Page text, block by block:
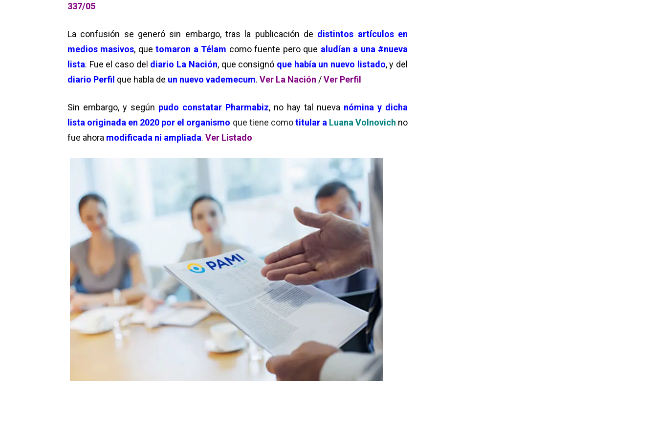
337/05
La confusión se generó sin embargo, tras la publicación de distintos artículos en
medios masivos, quetomaron a Télam como fuente pero que aludían a una #nueva
lista. Fue el caso del diario La Nación, que consignó que había un nuevo listado, y del
diario Perfil que habla de un nuevo vademecum. Ver La Nación /Ver Perfil
Sin embargo, y según pudo constatar Pharmabiz, no hay tal nueva nómina y dicha
lista originada en 2020 por el organismo que tiene comotitular a Luana Volnovich no
fue ahora modificada ni ampliada. Ver Listado